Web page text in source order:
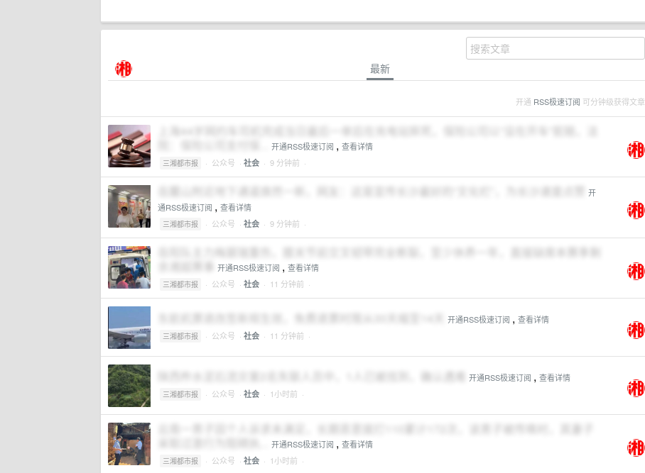
最新
开通 RSS极速订阅 可分钟级获得文章
上海44岁网约车司机完成当日最后一单后在充电站猝死，保险公司以“没在开车”拒赔，法
开通RSS极速订阅 , 查看详情
三湘都市报 · 公众号 · 社会 · 9 分钟前 ·
岳麓山附近地下通道焕然一新，网友：这是宣传长沙最好的“文化栏”，为长沙速度点赞
开
通RSS极速订阅 , 查看详情
三湘都市报 · 公众号 · 社会 · 9 分钟前 ·
岳阳队主力梅碧瑞重伤，膝关节前交叉韧带完全断裂，至少休养一年，直接缺席本赛季剩
余湘超赛事
开通RSS极速订阅 , 查看详情
三湘都市报 · 公众号 · 社会 · 11 分钟前 ·
开通RSS极速订阅 , 查看详情
三湘都市报 · 公众号 · 社会 · 11 分钟前 ·
陕西柞水泥石流灾害2名失联人员中，1人已被找到，确认遇难 开通RSS极速订阅 , 查看详情
三湘都市报 · 公众号 · 社会 · 1小时前 ·
云南一男子因个人诉求未满足，长期恶意拨打110累计172次，该男子被传唤时，其妻子
开通RSS极速订阅 , 查看详情
三湘都市报 · 公众号 · 社会 · 1小时前 ·